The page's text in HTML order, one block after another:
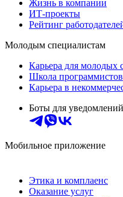
Жизнь в компании
ИТ-проекты
Рейтинг
Молодым специалистам
Карьера для молодых
Школа программистов
Карьера в
Боты для уведомлений
Мобильное приложение
Этика и комплаенс
Оказание услуг